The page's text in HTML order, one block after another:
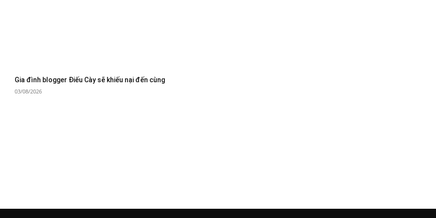
Gia đình blogger Điếu Cày sẽ khiếu nại đến cùng
03/08/2026